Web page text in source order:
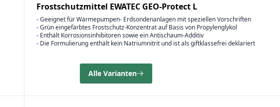
Frostschutzmittel EWATEC GEO-Protect L
- Geeignet für Wärmepumpen- Erdsondenanlagen mit speziellen Vorschriften
- Grün eingefärbtes Frostschutz-Konzentrat auf Basis von Propylenglykol
- Enthält Korrosionsinhibitoren sowie ein Antischaum-Additiv
- Die Formulierung enthält kein Natriumnitrit und ist als giftklassefrei deklariert
Alle Varianten